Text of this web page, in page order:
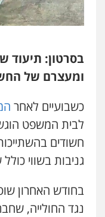
עו"ד
פלילי
עו"ד
מס
בסרטון: תיעוד
ומעצרם של
כשבועיים לאחר
לבית המשפט
חשודים
גניבות בשווי
בחודש האחרון
נגד החולייה,